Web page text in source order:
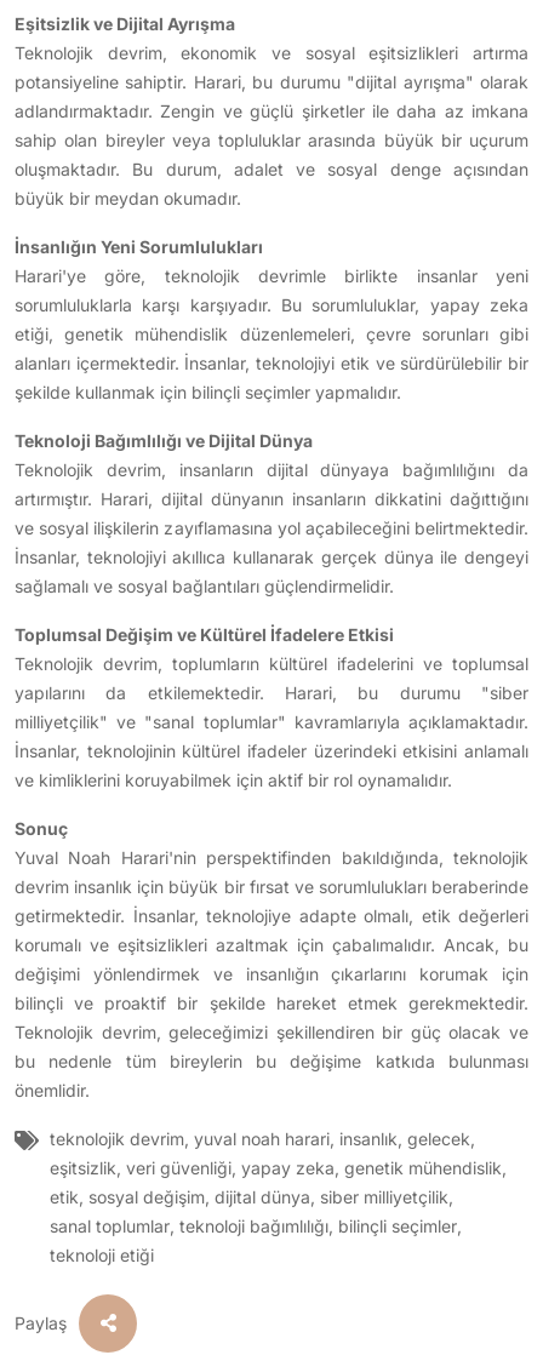
Eşitsizlik ve Dijital Ayrışma
Teknolojik devrim, ekonomik ve sosyal eşitsizlikleri artırma
potansiyeline sahiptir. Harari, bu durumu "dijital ayrışma" olarak
adlandırmaktadır. Zengin ve güçlü şirketler ile daha az imkana
sahip olan bireyler veya topluluklar arasında büyük bir uçurum
oluşmaktadır. Bu durum, adalet ve sosyal denge açısından
büyük bir meydan okumadır.
İnsanlığın Yeni Sorumlulukları
Harari'ye göre, teknolojik devrimle birlikte insanlar yeni
sorumluluklarla karşı karşıyadır. Bu sorumluluklar, yapay zeka
etiği, genetik mühendislik düzenlemeleri, çevre sorunları gibi
alanları içermektedir. İnsanlar, teknolojiyi etik ve sürdürülebilir bir
şekilde kullanmak için bilinçli seçimler yapmalıdır.
Teknoloji Bağımlılığı ve Dijital Dünya
Teknolojik devrim, insanların dijital dünyaya bağımlılığını da
artırmıştır. Harari, dijital dünyanın insanların dikkatini dağıttığını
ve sosyal ilişkilerin zayıflamasına yol açabileceğini belirtmektedir.
İnsanlar, teknolojiyi akıllıca kullanarak gerçek dünya ile dengeyi
sağlamalı ve sosyal bağlantıları güçlendirmelidir.
Toplumsal Değişim ve Kültürel İfadelere Etkisi
Teknolojik devrim, toplumların kültürel ifadelerini ve toplumsal
yapılarını da etkilemektedir. Harari, bu durumu "siber
milliyetçilik" ve "sanal toplumlar" kavramlarıyla açıklamaktadır.
İnsanlar, teknolojinin kültürel ifadeler üzerindeki etkisini anlamalı
ve kimliklerini koruyabilmek için aktif bir rol oynamalıdır.
Sonuç
Yuval Noah Harari'nin perspektifinden bakıldığında, teknolojik
devrim insanlık için büyük bir fırsat ve sorumlulukları beraberinde
getirmektedir. İnsanlar, teknolojiye adapte olmalı, etik değerleri
korumalı ve eşitsizlikleri azaltmak için çabalımalıdır. Ancak, bu
değişimi yönlendirmek ve insanlığın çıkarlarını korumak için
bilinçli ve proaktif bir şekilde hareket etmek gerekmektedir.
Teknolojik devrim, geleceğimizi şekillendiren bir güç olacak ve
bu nedenle tüm bireylerin bu değişime katkıda bulunması
önemlidir.
teknolojik devrim, yuval noah harari, insanlık, gelecek,
eşitsizlik, veri güvenliği, yapay zeka, genetik mühendislik,
etik, sosyal değişim, dijital dünya, siber milliyetçilik,
sanal toplumlar, teknoloji bağımlılığı, bilinçli seçimler,
teknoloji etiği
Paylaş